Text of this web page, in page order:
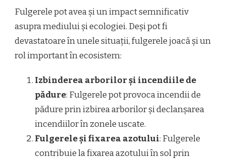
Fulgerele pot avea și un impact semnificativ
asupra mediului și ecologiei. Deși pot fi
devastatoare în unele situații, fulgerele joacă și un
rol important în ecosistem:
Izbinderea arborilor și incendiile de
pădure: Fulgerele pot provoca incendii de
pădure prin izbirea arborilor și declanșarea
incendiilor în zonele uscate.
Fulgerele și fixarea azotului: Fulgerele
contribuie la fixarea azotului în sol prin